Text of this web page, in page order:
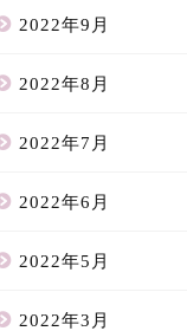
2022年9月
2022年8月
2022年7月
2022年6月
2022年5月
2022年3月